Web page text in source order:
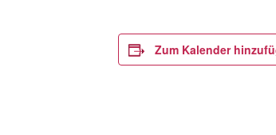
Zum Kalender